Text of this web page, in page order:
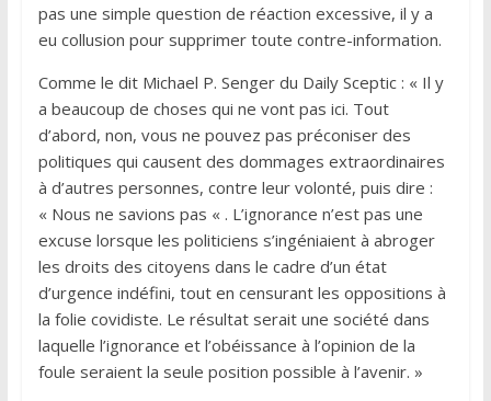
pas une simple question de réaction excessive, il y a
eu collusion pour supprimer toute contre-information.
Comme le dit Michael P. Senger du Daily Sceptic : « Il y
a beaucoup de choses qui ne vont pas ici. Tout
d’abord, non, vous ne pouvez pas préconiser des
politiques qui causent des dommages extraordinaires
à d’autres personnes, contre leur volonté, puis dire :
« Nous ne savions pas « . L’ignorance n’est pas une
excuse lorsque les politiciens s’ingéniaient à abroger
les droits des citoyens dans le cadre d’un état
d’urgence indéfini, tout en censurant les oppositions à
la folie covidiste. Le résultat serait une société dans
laquelle l’ignorance et l’obéissance à l’opinion de la
foule seraient la seule position possible à l’avenir. »